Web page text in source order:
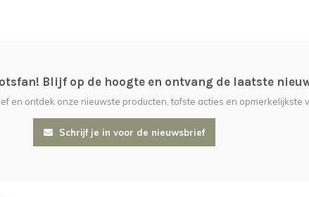
Blijf op de hoogte en ontvang de laatste
en ontdek onze nieuwste producten, tofste acties en opmerkelijkste
Schrijf je in voor de nieuwsbrief